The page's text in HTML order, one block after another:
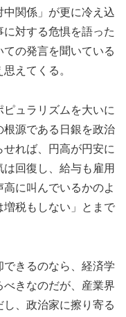
関係」が更に冷え込
対する危惧を語った
の発言を聞いている
えてくる。
ュラリズムを大いに
源である日銀を政治
れば、円高が円安に
回復し、給与も雇用
に叫んでいるかのよ
増税もしない」とまで
きるのなら、経済学
きなのだが、産業界
、政治家に擦り寄る